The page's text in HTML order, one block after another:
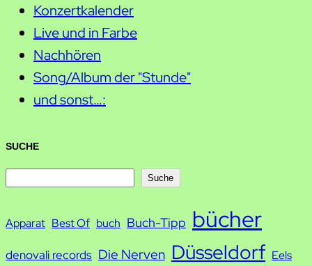
Konzertkalender
Live und in Farbe
Nachhören
Song/Album der "Stunde"
und sonst…:
SUCHE
c
Suche
Apparat Best Of buch Buch-Tipp bücher
denovali records Die Nerven Düsseldorf Eels